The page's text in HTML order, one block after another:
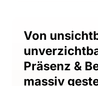
Von
Präsenz &
massiv